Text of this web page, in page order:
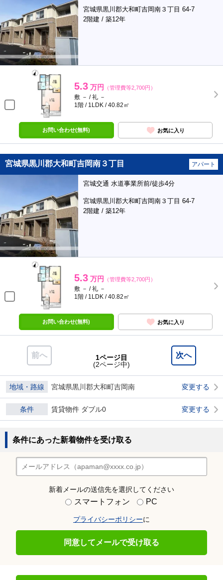
宮城県黒川郡大和町吉岡南３丁目 64-7
2階建 / 築12年
5.3 万円 （管理費等2,700円）
敷 － / 礼 －
1階 / 1LDK / 40.82㎡
お問い合わせ(無料) お気に入り
宮城県黒川郡大和町吉岡南３丁目 アパート
宮城交通 水道事業所前/徒歩4分
宮城県黒川郡大和町吉岡南３丁目 64-7
2階建 / 築12年
5.3 万円 （管理費等2,700円）
敷 － / 礼 －
1階 / 1LDK / 40.82㎡
お問い合わせ(無料) お気に入り
前へ 次へ
1ページ目
(2ページ中)
地域・路線 宮城県黒川郡大和町吉岡南 変更する
条件 賃貸物件 ダブル0 変更する
条件にあった新着物件を受け取る
新着メールの送信先を選択してください
スマートフォン PC
プライバシーポリシーに
同意してメールで受け取る